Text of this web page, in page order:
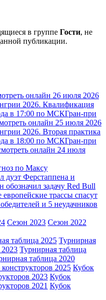
в группе Гости, не
публикации.
онлайн 26 июля 2026
2026. Квалификация
в 17:00 по МСКГран-при
онлайн 25 июля 2026
2026. Вторая практика
в 18:00 по МСКГран-при
онлайн 24 июля
по Максу
дуэт Ферстаппена и
обозначил задачу Red Bull
европейские трассы спасут
и 5 неудачников
Сезон 2023 Сезон 2022
таблица 2025 Турнирная
Турнирная таблица
таблица 2020
2025 Кубок
2023 Кубок
2021 Кубок